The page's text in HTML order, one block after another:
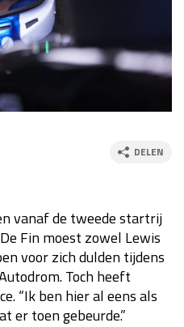
23 - 25 okt
za 23:00 - 00:00
30 okt - 01 nov
za 19:00 - 20:00
zo 18:00 - 20:00
DELEN
vanaf de tweede startrij
Finmoest zowel Lewis
voor zich dulden tijdens
Toch heeft
“Ik ben hier al eens als
er toen gebeurde.”